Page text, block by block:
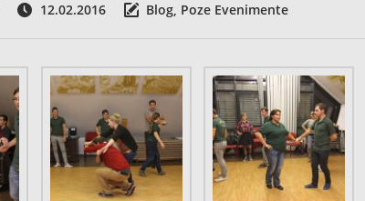
12.02.2016 Blog, Poze Evenimente